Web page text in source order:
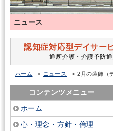
ニュース
認知症対応型デイサー
通所介護・介護予防
ホーム ニュース 2月の装飾（
コンテンツメニュー
ホーム
心・理念・方針・倫理